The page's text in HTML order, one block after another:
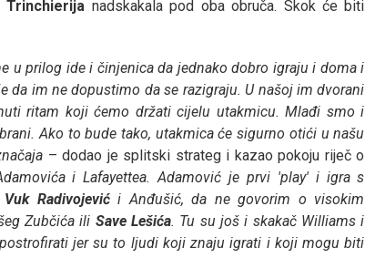
Trinchierija nadskakala pod oba obruča. Skok će biti
u prilog ide i činjenica da jednako dobro igraju i doma i
da im ne dopustimo da se razigraju. U našoj im dvorani
ritam koji ćemo držati cijelu utakmicu. Mlađi smo i
Ako to bude tako, utakmica će sigurno otići u našu
– dodao je splitski strateg i kazao pokoju riječ o
i Lafayettea. Adamović je prvi 'play' i igra s
Vuk Radivojevići Anđušić, da ne govorim o visokim
Zubčića ili Save Lešića. Tu su još i skakač Williams i
jer su to ljudi koji znaju igrati i koji mogu biti